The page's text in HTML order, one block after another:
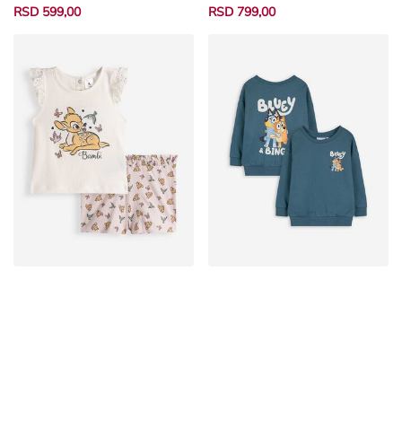
RSD 599,00 RSD 799,00